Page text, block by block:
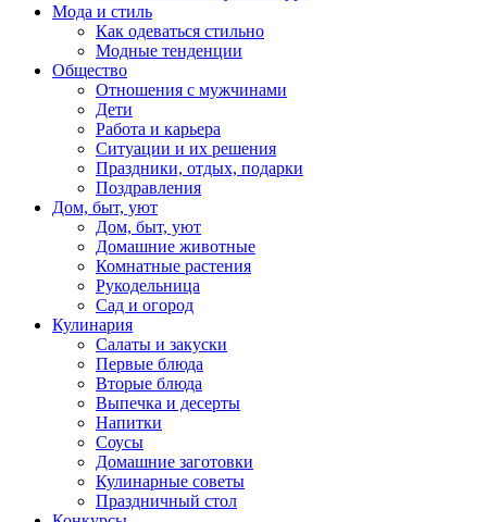
Мода и стиль
Как одеваться стильно
Модные тенденции
Общество
Отношения с мужчинами
Дети
Работа и карьера
Ситуации и их решения
Праздники, отдых, подарки
Поздравления
Дом, быт, уют
Дом, быт, уют
Домашние животные
Комнатные растения
Рукодельница
Сад и огород
Кулинария
Салаты и закуски
Первые блюда
Вторые блюда
Выпечка и десерты
Напитки
Соусы
Домашние заготовки
Кулинарные советы
Праздничный стол